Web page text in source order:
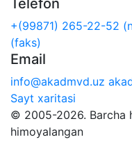
+(99871) 265-22-52
(faks)
Email
info@akadmvd.uz
Sayt xaritasi
© 2005-2026. Barcha
himoyalangan